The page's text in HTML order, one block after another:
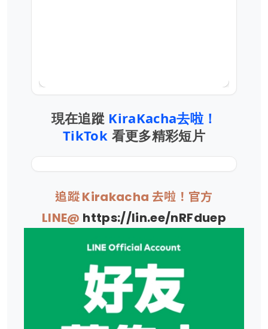
現在追蹤 KiraKacha去啦！
TikTok 看更多精彩短片
追蹤 Kirakacha 去啦！官方
LINE@ https://lin.ee/nRFduep